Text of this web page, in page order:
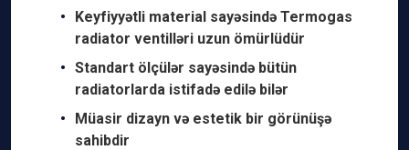
Keyfiyyətli material sayəsində Termogas
radiator ventilləri uzun ömürlüdür
Standart ölçülər sayəsində bütün
radiatorlarda istifadə edilə bilər
Müasir dizayn və estetik bir görünüşə
sahibdir